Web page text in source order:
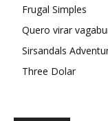
Frugal Simples
Quero virar
Sirsandals
Three Dolar